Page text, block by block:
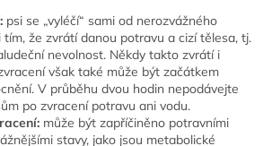
psi se „vyléčí“ sami od nerozvážného
tím, že zvrátí danou potravu a cizí tělesa, tj.
nevolnost. Někdy takto zvrátí i
však také může být začátkem
V průběhu dvou hodin nepodávejte
po zvracení potravu ani vodu.
může být zapříčiněno potravními
stavy, jako jsou metabolické